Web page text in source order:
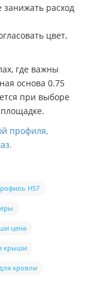
занижать расход
цвет,
где важны
основа 0.75
при выборе
профиля,
H57
цена
крыши
кровли